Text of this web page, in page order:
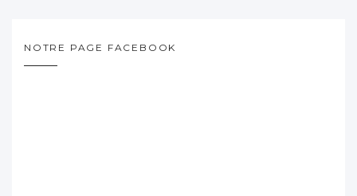
NOTRE PAGE FACEBOOK